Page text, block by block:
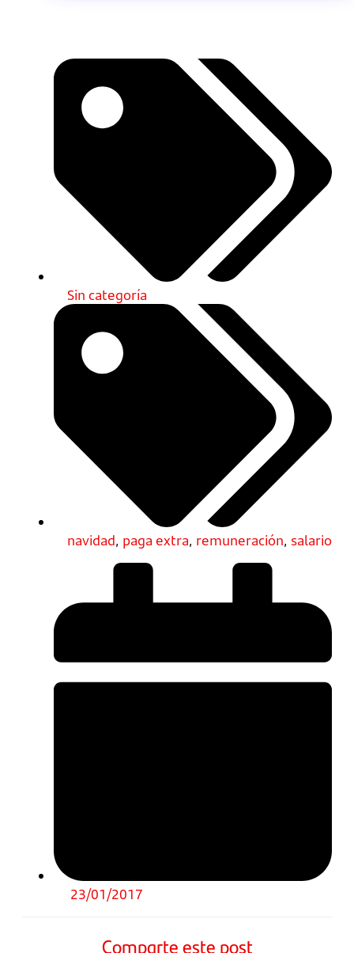
Sin categoría
navidad, paga extra, remuneración, salario
23/01/2017
Comparte este post